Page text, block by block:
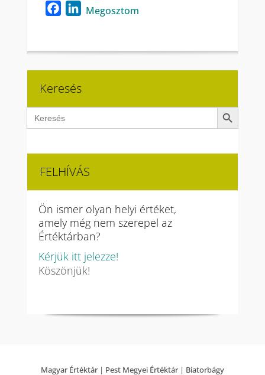
FacebookLinkedIn
Megosztom
Keresés
Search
for:
Search Button
FELHÍVÁS
Ön ismer olyan helyi értéket,
amely még nem szerepel az
Értéktárban?
Kérjük itt jelezze!
Köszönjük!
Magyar Értéktár| Pest Megyei Értéktár| Biatorbágy